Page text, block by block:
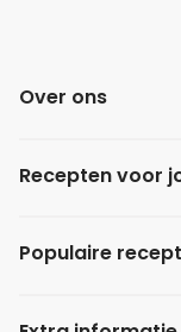
Over ons
Recepten voor
Populaire